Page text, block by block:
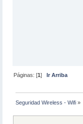
Páginas: [1]Ir Arriba
Seguridad Wireless - Wifi »